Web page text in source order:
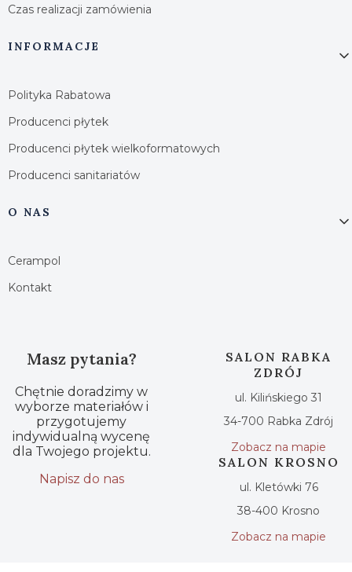
Czas realizacji zamówienia
INFORMACJE
Polityka Rabatowa
Producenci płytek
Producenci płytek wielkoformatowych
Producenci sanitariatów
O NAS
Cerampol
Kontakt
Masz pytania?
Chętnie doradzimy w
wyborze materiałów i
przygotujemy
indywidualną wycenę
dla Twojego projektu.
Napisz do nas
SALON RABKA
ZDRÓJ
ul. Kilińskiego 31
34-700 Rabka Zdrój
Zobacz na mapie
SALON KROSNO
ul. Kletówki 76
38-400 Krosno
Zobacz na mapie